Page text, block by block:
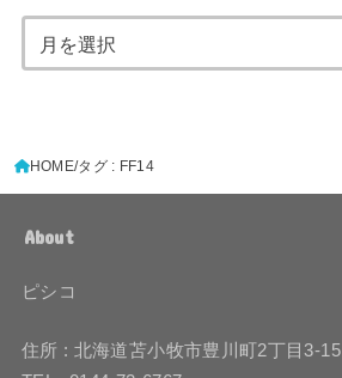
HOME タグ : FF14
About
ピシコ
住所 : 北海道苫小牧市豊川町2丁目3-15